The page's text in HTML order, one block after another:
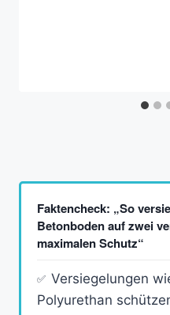
Faktencheck: „So
Betonboden auf zwei
maximalen Schutz“
Versiegelungen
Polyurethan